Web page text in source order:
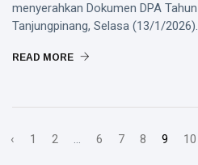
menyerahkan Dokumen DPA
Tanjungpinang, Selasa (13/1/
READ MORE
‹ 1 2 ... 6 7 8 9 10